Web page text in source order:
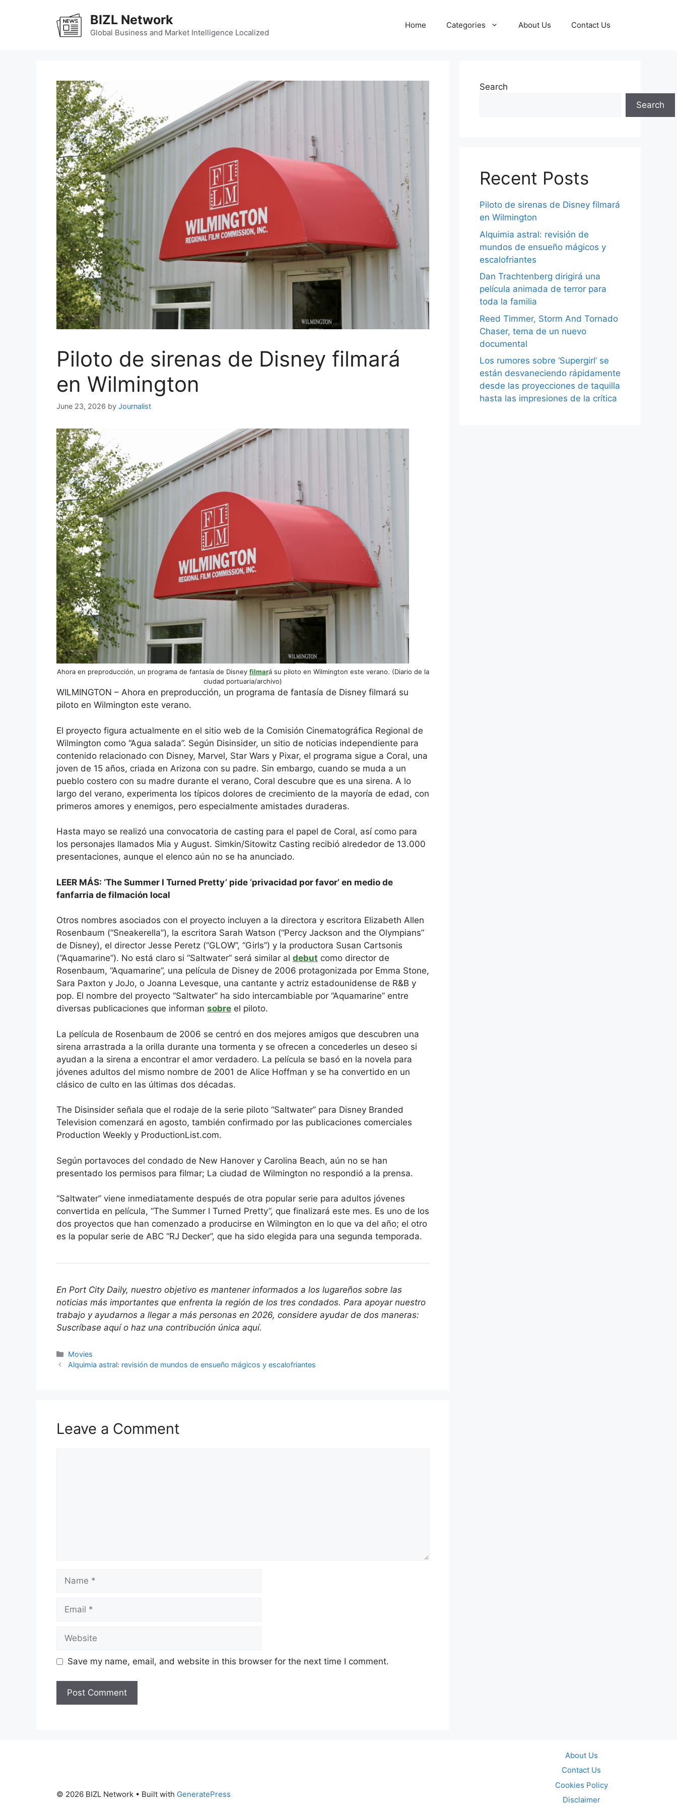
BIZL Network
Global Business and Market Intelligence Localized
Home Categories About Us Contact Us
Piloto de sirenas de Disney filmará
en Wilmington
June 23, 2026 by Journalist
Ahora en preproducción, un programa de fantasía de Disney filmará su piloto en Wilmington este verano. (Diario de la
ciudad portuaria/archivo)
WILMINGTON – Ahora en preproducción, un programa de fantasía de Disney filmará su
piloto en Wilmington este verano.
El proyecto figura actualmente en el sitio web de la Comisión Cinematográfica Regional de
Wilmington como “Agua salada”. Según Disinsider, un sitio de noticias independiente para
contenido relacionado con Disney, Marvel, Star Wars y Pixar, el programa sigue a Coral, una
joven de 15 años, criada en Arizona con su padre. Sin embargo, cuando se muda a un
pueblo costero con su madre durante el verano, Coral descubre que es una sirena. A lo
largo del verano, experimenta los típicos dolores de crecimiento de la mayoría de edad, con
primeros amores y enemigos, pero especialmente amistades duraderas.
Hasta mayo se realizó una convocatoria de casting para el papel de Coral, así como para
los personajes llamados Mia y August. Simkin/Sitowitz Casting recibió alrededor de 13.000
presentaciones, aunque el elenco aún no se ha anunciado.
LEER MÁS: ‘The Summer I Turned Pretty’ pide ‘privacidad por favor’ en medio de
fanfarria de filmación local
Otros nombres asociados con el proyecto incluyen a la directora y escritora Elizabeth Allen
Rosenbaum (“Sneakerella”), la escritora Sarah Watson (“Percy Jackson and the Olympians”
de Disney), el director Jesse Peretz (“GLOW”, “Girls”) y la productora Susan Cartsonis
(“Aquamarine”). No está claro si “Saltwater” será similar al debut como director de
Rosenbaum, “Aquamarine”, una película de Disney de 2006 protagonizada por Emma Stone,
Sara Paxton y JoJo, o Joanna Levesque, una cantante y actriz estadounidense de R&B y
pop. El nombre del proyecto “Saltwater” ha sido intercambiable por “Aquamarine” entre
diversas publicaciones que informan sobre el piloto.
La película de Rosenbaum de 2006 se centró en dos mejores amigos que descubren una
sirena arrastrada a la orilla durante una tormenta y se ofrecen a concederles un deseo si
ayudan a la sirena a encontrar el amor verdadero. La película se basó en la novela para
jóvenes adultos del mismo nombre de 2001 de Alice Hoffman y se ha convertido en un
clásico de culto en las últimas dos décadas.
The Disinsider señala que el rodaje de la serie piloto “Saltwater” para Disney Branded
Television comenzará en agosto, también confirmado por las publicaciones comerciales
Production Weekly y ProductionList.com.
Según portavoces del condado de New Hanover y Carolina Beach, aún no se han
presentado los permisos para filmar; La ciudad de Wilmington no respondió a la prensa.
“Saltwater” viene inmediatamente después de otra popular serie para adultos jóvenes
convertida en película, “The Summer I Turned Pretty”, que finalizará este mes. Es uno de los
dos proyectos que han comenzado a producirse en Wilmington en lo que va del año; el otro
es la popular serie de ABC “RJ Decker”, que ha sido elegida para una segunda temporada.
En Port City Daily, nuestro objetivo es mantener informados a los lugareños sobre las
noticias más importantes que enfrenta la región de los tres condados. Para apoyar nuestro
trabajo y ayudarnos a llegar a más personas en 2026, considere ayudar de dos maneras:
Suscríbase aquío haz una contribución única aquí.
Categories
Movies
Alquimia astral: revisión de mundos de ensueño mágicos y escalofriantes
Leave a Comment
Name
Email
Website
Save my name, email, and website in this browser for the next time I comment.
Search
Search
Recent Posts
Piloto de sirenas de Disney filmará
en Wilmington
Alquimia astral: revisión de
mundos de ensueño mágicos y
escalofriantes
Dan Trachtenberg dirigirá una
película animada de terror para
toda la familia
Reed Timmer, Storm And Tornado
Chaser, tema de un nuevo
documental
Los rumores sobre ‘Supergirl’ se
están desvaneciendo rápidamente
desde las proyecciones de taquilla
hasta las impresiones de la crítica
About Us
Contact Us
Cookies Policy
Disclaimer
© 2026 BIZL Network • Built with GeneratePress